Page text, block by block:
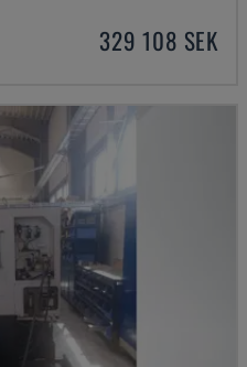
329 108 SEK